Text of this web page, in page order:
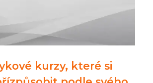
kurzy, které si